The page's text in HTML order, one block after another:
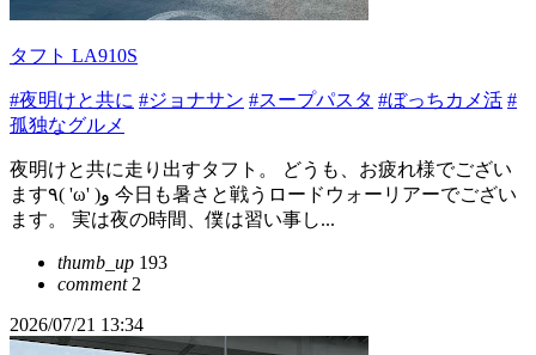
タフト LA910S
#夜明けと共に #ジョナサン #スープパスタ #ぼっちカメ活 #
孤独なグルメ
夜明けと共に走り出すタフト。 どうも、お疲れ様でござい
ます٩( 'ω' )و 今日も暑さと戦うロードウォーリアーでござい
ます。 実は夜の時間、僕は習い事し...
thumb_up 193
comment2
2026/07/21 13:34